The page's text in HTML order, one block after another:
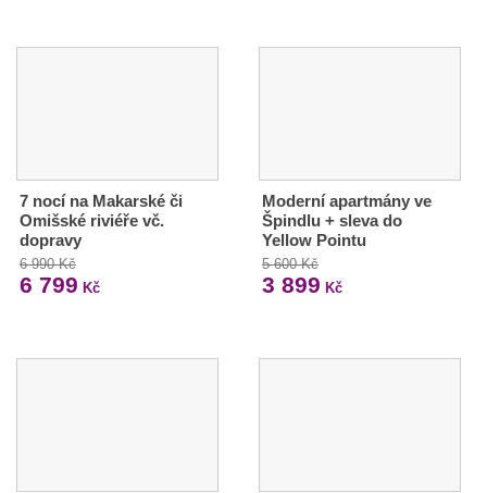
7 nocí na Makarské či
Omišské riviéře vč.
dopravy
6 990 Kč
6 799 Kč
Moderní apartmány ve
Špindlu + sleva do
Yellow Pointu
5 600 Kč
3 899 Kč